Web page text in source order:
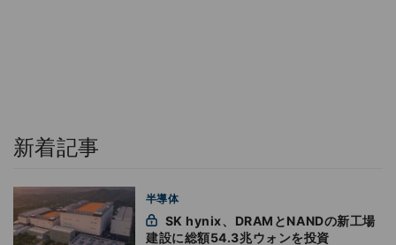
新着記事
半導体
建設に総額54.3兆ウォンを投資